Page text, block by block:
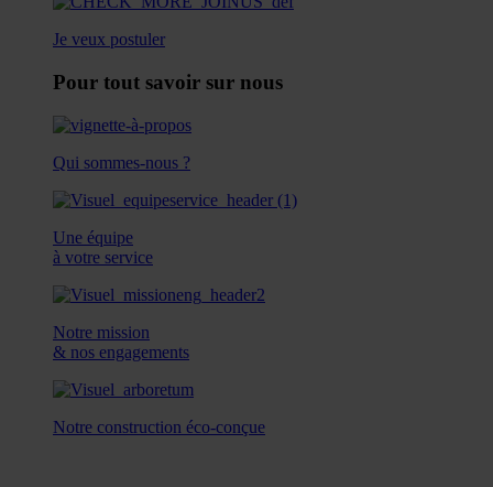
Je veux postuler
Pour tout savoir sur nous
Qui sommes-nous ?
Une équipe
à votre service
Notre mission
& nos engagements
Notre construction éco-conçue